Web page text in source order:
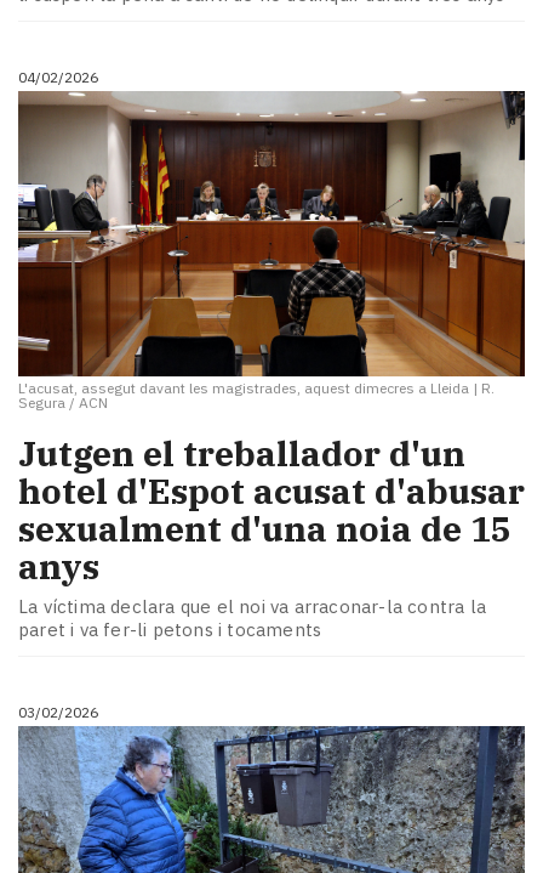
04/02/2026
L'acusat, assegut davant les magistrades, aquest dimecres a Lleida | R.
Segura / ACN
Jutgen el treballador d'un
hotel d'Espot acusat d'abusar
sexualment d'una noia de 15
anys
La víctima declara que el noi va arraconar-la contra la
paret i va fer-li petons i tocaments
03/02/2026